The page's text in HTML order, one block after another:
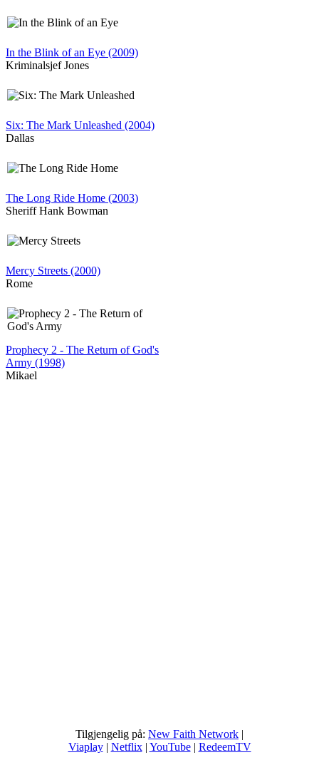
In the Blink of an Eye (2009)
Kriminalsjef Jones
Six: The Mark Unleashed (2004)
Dallas
The Long Ride Home (2003)
Sheriff Hank Bowman
Mercy Streets (2000)
Rome
Prophecy 2 - The Return of God's
Army (1998)
Mikael
Tilgjengelig på: New Faith Network |
Viaplay| Netflix| YouTube| RedeemTV